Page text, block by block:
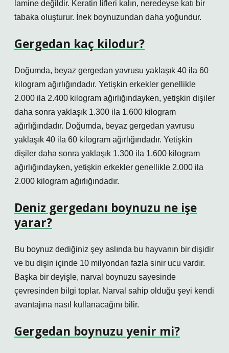
lamine değildir. Keratin lifleri kalın, neredeyse katı bir
tabaka oluşturur. İnek boynuzundan daha yoğundur.
Gergedan kaç kilodur?
Doğumda, beyaz gergedan yavrusu yaklaşık 40 ila 60
kilogram ağırlığındadır. Yetişkin erkekler genellikle
2.000 ila 2.400 kilogram ağırlığındayken, yetişkin dişiler
daha sonra yaklaşık 1.300 ila 1.600 kilogram
ağırlığındadır. Doğumda, beyaz gergedan yavrusu
yaklaşık 40 ila 60 kilogram ağırlığındadır. Yetişkin
dişiler daha sonra yaklaşık 1.300 ila 1.600 kilogram
ağırlığındayken, yetişkin erkekler genellikle 2.000 ila
2.000 kilogram ağırlığındadır.
Deniz gergedanı boynuzu ne işe
yarar?
Bu boynuz dediğiniz şey aslında bu hayvanın bir dişidir
ve bu dişin içinde 10 milyondan fazla sinir ucu vardır.
Başka bir deyişle, narval boynuzu sayesinde
çevresinden bilgi toplar. Narval sahip olduğu şeyi kendi
avantajına nasıl kullanacağını bilir.
Gergedan boynuzu yenir mi?